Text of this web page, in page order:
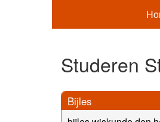
Studeren
Bijles